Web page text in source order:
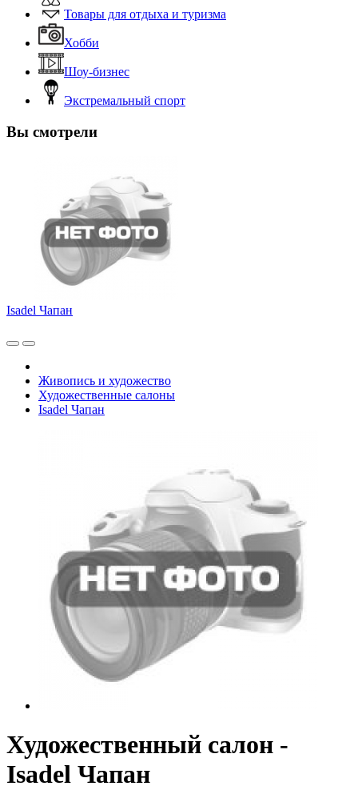
Товары для отдыха и туризма
Хобби
Шоу-бизнес
Экстремальный спорт
Вы смотрели
Isadel Чапан
Живопись и художество
Художественные салоны
Isadel Чапан
Художественный салон -
Isadel Чапан